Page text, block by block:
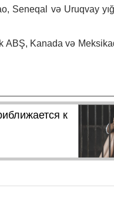
Seneqal və Uruqvay
ABŞ, Kanada və